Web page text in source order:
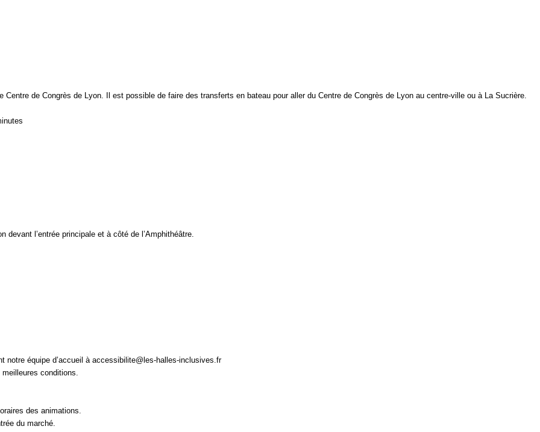
de Congrès de Lyon. Il est possible de faire des transferts en bateau pour aller du Centre de Congrès de Lyon au centre-ville ou à La Sucrière.
l’entrée principale et à côté de l’Amphithéâtre.
notre équipe d’accueil à accessibilite@les-halles-inclusives.fr
conditions.
des animations.
du marché.